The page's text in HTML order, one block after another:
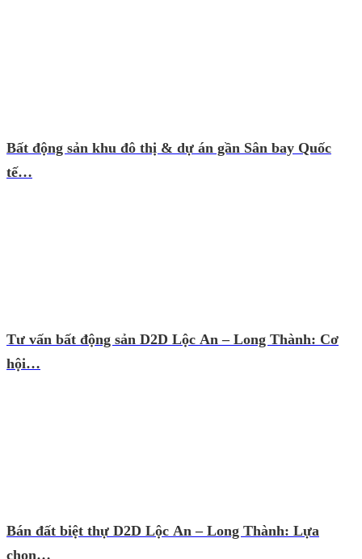
Bất động sản khu đô thị & dự án gần Sân bay Quốc
tế…
Tư vấn bất động sản D2D Lộc An – Long Thành: Cơ
hội…
Bán đất biệt thự D2D Lộc An – Long Thành: Lựa
chọn…